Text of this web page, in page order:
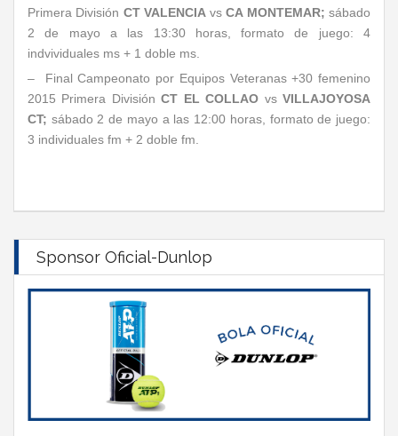
Primera División CT VALENCIAvsCA MONTEMAR; sábado
2 de mayo a las 13:30 horas, formato de juego: 4
indvividuales ms + 1 doble ms.
– Final Campeonato por Equipos Veteranas +30 femenino
2015 Primera DivisiónCT EL COLLAO vsVILLAJOYOSA
CT; sábado 2 de mayo a las 12:00 horas, formato de juego:
3 individuales fm + 2 doble fm.
Sponsor Oficial-Dunlop